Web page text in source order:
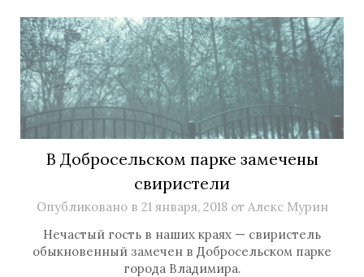
В Добросельском парке замечены
свиристели
Опубликовано в 21 января, 2018от Алекс Мурин
Нечастый гость в наших краях — свиристель
обыкновенный замечен в Добросельском парке
города Владимира.